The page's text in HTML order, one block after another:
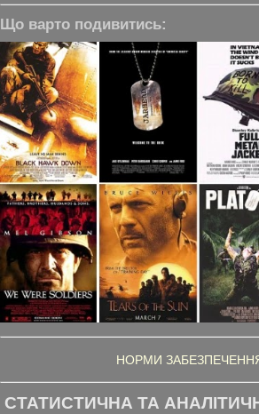
Що варто подивитись:
НОРМИ
СТАТИСТИЧНА ТА